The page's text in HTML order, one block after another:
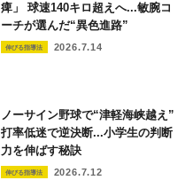
痺」 球速140キロ超えへ...敏腕コ
ーチが選んだ“異色進路”
伸びる指導法 2026.7.14
ノーサイン野球で“津軽海峡越え”
打率低迷で逆決断...小学生の判断
力を伸ばす秘訣
伸びる指導法 2026.7.12